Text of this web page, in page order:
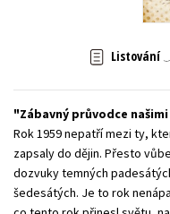
Listování
Zábavný průvodce
Rok 1959 nepatří mezi ty,
zapsaly do dějin. Přesto
dozvuky temných
šedesátých. Je to rok